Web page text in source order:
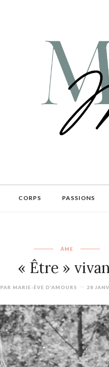
CORPS PASSIONS
ÂME
« Être »
PAR MARIE-ÈVE D'AMOURS 28